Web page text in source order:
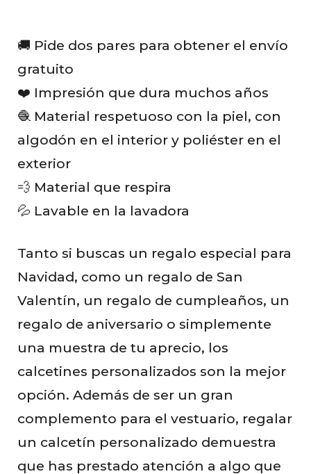
🚚 Pide dos pares para obtener el envío
gratuito
❤️ Impresión que dura muchos años
🧶 Material respetuoso con la piel, con
algodón en el interior y poliéster en el
exterior
💨 Material que respira
💦 Lavable en la lavadora
Tanto si buscas un regalo especial para
Navidad, como un regalo de San
Valentín, un regalo de cumpleaños, un
regalo de aniversario o simplemente
una muestra de tu aprecio, los
calcetines personalizados son la mejor
opción. Además de ser un gran
complemento para el vestuario, regalar
un calcetín personalizado demuestra
que has prestado atención a algo que